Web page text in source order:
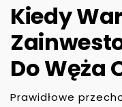
Kiedy
Do Węża
Prawidłowe